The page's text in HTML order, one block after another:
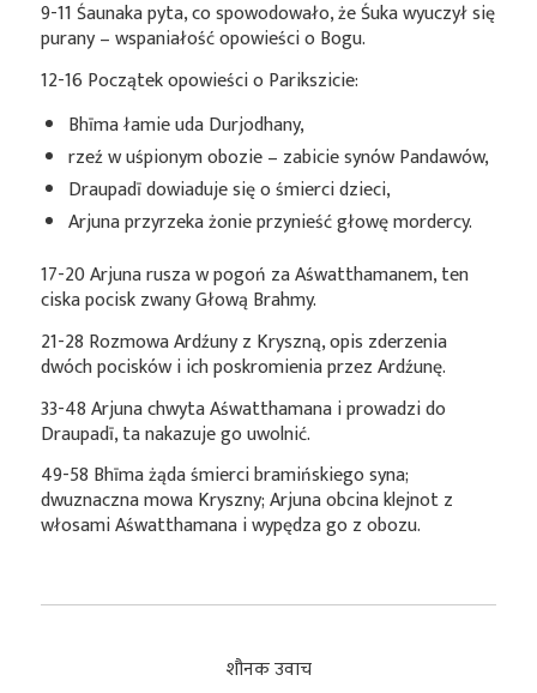
9-11 Śaunaka pyta, co spowodowało, że Śuka wyuczył się
purany – wspaniałość opowieści o Bogu.
12-16 Początek opowieści o Parikszicie:
Bhīma łamie uda Durjodhany,
rzeź w uśpionym obozie – zabicie synów Pandawów,
Draupadī dowiaduje się o śmierci dzieci,
Arjuna przyrzeka żonie przynieść głowę mordercy.
17-20 Arjuna rusza w pogoń za Aśwatthamanem, ten
ciska pocisk zwany Głową Brahmy.
21-28 Rozmowa Ardźuny z Kryszną, opis zderzenia
dwóch pocisków i ich poskromienia przez Ardźunę.
33-48 Arjuna chwyta Aśwatthamana i prowadzi do
Draupadī, ta nakazuje go uwolnić.
49-58 Bhīma żąda śmierci bramińskiego syna;
dwuznaczna mowa Kryszny; Arjuna obcina klejnot z
włosami Aśwatthamana i wypędza go z obozu.
शौनक उवाच